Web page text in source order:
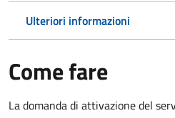
Ulteriori informazioni
Come fare
La domanda di attivazione del